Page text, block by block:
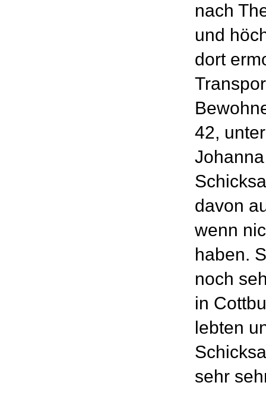
nach
und
dort
42,
davon
wenn
haben.
noch
in
lebten
sehr